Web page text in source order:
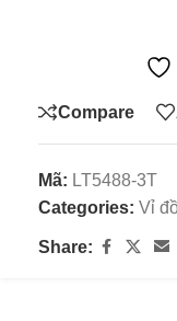
Compare
Mã: LT5488-3T
Categories: Vỉ
Share: